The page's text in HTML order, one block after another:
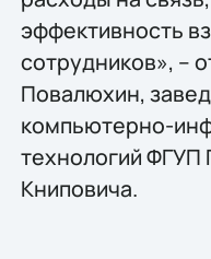
эффективность
сотрудников», –
Повалюхин,
компьютерно-
технологий
Книповича.